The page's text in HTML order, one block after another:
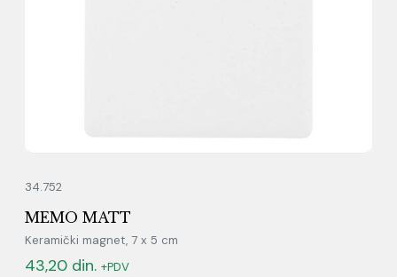
34.752
MEMO MATT
Keramički magnet, 7 x 5 cm
43,20 din. +PDV